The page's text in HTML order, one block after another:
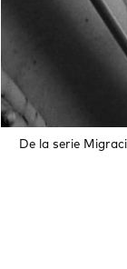
De la serie